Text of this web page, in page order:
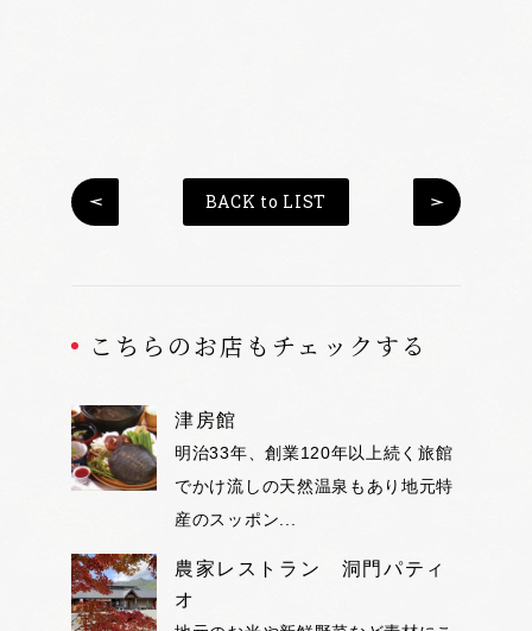
BACK to LIST
こちらのお店もチェックする
津房館
明治33年、創業120年以上続く旅館
でかけ流しの天然温泉もあり地元特
産のスッポン...
農家レストラン 洞門パティ
オ